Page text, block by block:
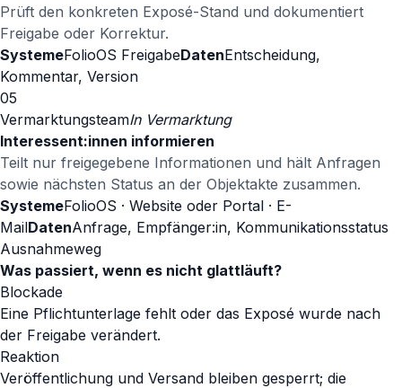
Prüft den konkreten Exposé-Stand und dokumentiert
Freigabe oder Korrektur.
SystemeFolioOS FreigabeDatenEntscheidung,
Kommentar, Version
05
VermarktungsteamIn Vermarktung
Interessent:innen informieren
Teilt nur freigegebene Informationen und hält Anfragen
sowie nächsten Status an der Objektakte zusammen.
SystemeFolioOS · Website oder Portal · E-
MailDatenAnfrage, Empfänger:in, Kommunikationsstatus
Ausnahmeweg
Was passiert, wenn es nicht glattläuft?
Blockade
Eine Pflichtunterlage fehlt oder das Exposé wurde nach
der Freigabe verändert.
Reaktion
Veröffentlichung und Versand bleiben gesperrt; die